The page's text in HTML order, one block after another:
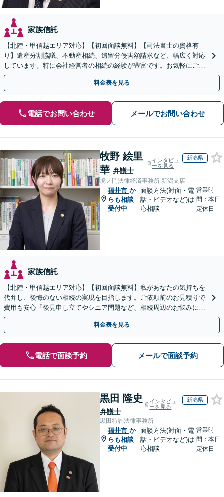
家族信託
【北陸・甲信越エリア対応】【初回面談無料】【司法書士の資格有
り】遺産分割協議、不動産相続、遺留分侵害額請求など、幅広く対応
しています。特に会社経営者の相続の経験が豊富です。お気軽にご相
談ください。【休日・夜間面談可】【オンライン面談可】
料金表を見る
電話でお問い合わせ メールでお問い合わせ
牧野 絵里
華 弁護士
インタビュ
ーを見る
新潟県
虎ノ門法律経済事務所 新潟支店
福井市 か
らも相談
受付中
面談方法(対面・電
話・ビデオなど)は
応相談
営業時
間：本日
定休日
家族信託
【北陸・甲信越エリア対応】【初回面談無料】私があなたの気持ちを
代弁し、後悔のない相続の実現を目指します。ご依頼前のお見積りで
費用も安心「後見申し立てやシニア問題など、相続周辺のお悩みにも
対処可能」【WEB面談対応】
料金表を見る
電話で面談予約 メールで面談予約
黒田 隆史
弁護士
インタビュ
ーを見る
新潟県
黒田特許法律事務所
福井市 か
らも相談
受付中
面談方法(対面・電
話・ビデオなど)は
応相談
営業時
間：本日
定休日